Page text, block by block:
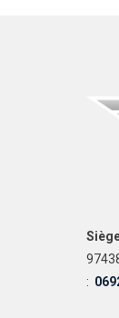
: